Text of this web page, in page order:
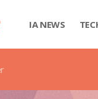
IA NEWS